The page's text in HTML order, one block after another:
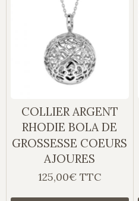
COLLIER ARGENT
RHODIE BOLA DE
GROSSESSE COEURS
AJOURES
125,00€ TTC